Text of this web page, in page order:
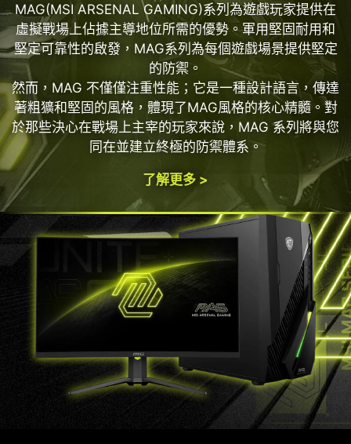
MAG(MSI ARSENAL GAMING)系列為遊戲玩家提供在
虛擬戰場上佔據主導地位所需的優勢。軍用堅固耐用和
堅定可靠性的啟發，MAG系列為每個遊戲場景提供堅定
的防禦。
然而，MAG 不僅僅注重性能；它是一種設計語言，傳達
著粗獷和堅固的風格，體現了MAG風格的核心精髓。對
於那些決心在戰場上主宰的玩家來說，MAG 系列將與您
同在並建立終極的防禦體系。
了解更多 >